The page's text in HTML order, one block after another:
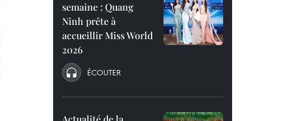
semaine : Quang
Ninh prête à
accueillir Miss World
2026
ÉCOUTER